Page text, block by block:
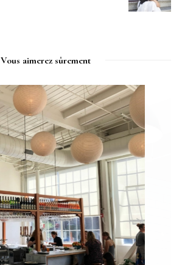
Vous aimerez sûrement